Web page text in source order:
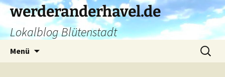
Zum
Inhalt
springen
werderanderhavel.de
Lokalblog Blütenstadt
Menü
Suchen
nach: